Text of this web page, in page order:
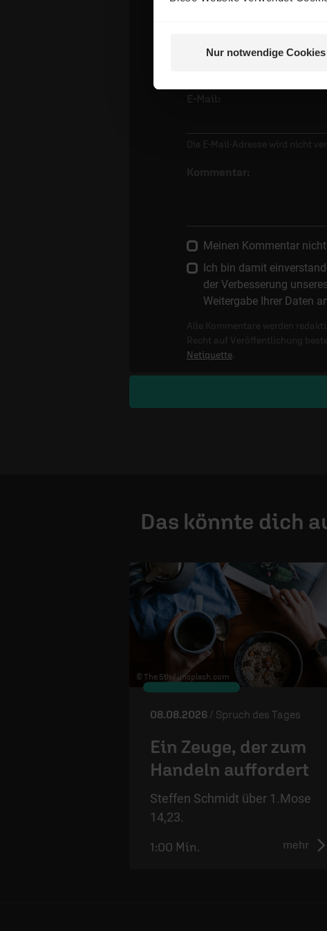
Nur notwendige Cookies
Die E-Mail-Adresse wird nicht
Kommentar:
Meinen Kommentar
Ich bin damit
der Verbesserung
Weitergabe Ihrer Daten
Alle Kommentare werden
Recht auf Veröffentlichung
Netiquette.
Das könnte dich
© The 5th / unsplash.com
08.08.2026 / Spruch des Tages
Ein Zeuge, der zum
Handeln auffordert
Steffen Schmidt über 1.Mose
14,23.
mehr
1:00 Min.